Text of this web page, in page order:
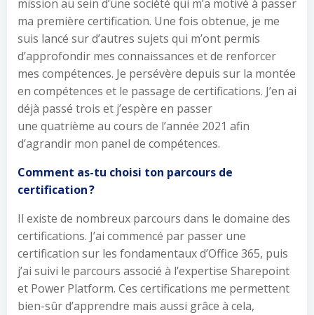
mission au sein d’une société qui m’a motivé à passer
ma première certification. Une fois obtenue, je me
suis lancé sur d’autres sujets qui m’ont permis
d’approfondir mes connaissances et de renforcer
mes compétences. Je persévère depuis sur la montée
en compétences et le passage de certifications. J’en ai
déjà passé trois et j’espère en passer
une quatrième au cours de l’année 2021 afin
d’agrandir mon panel de compétences.
Comment as-tu choisi ton parcours de
certification ?
Il existe de nombreux parcours dans le domaine des
certifications. J’ai commencé par passer une
certification sur les fondamentaux d’Office 365, puis
j’ai suivi le parcours associé à l’expertise Sharepoint
et Power Platform. Ces certifications me permettent
bien-sûr d’apprendre mais aussi grâce à cela,